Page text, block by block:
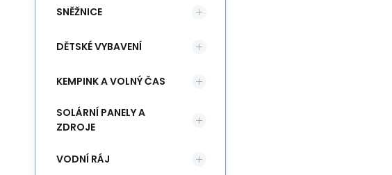
SNĚŽNICE
DĚTSKÉ VYBAVENÍ
KEMPINK A VOLNÝ ČAS
SOLÁRNÍ PANELY A
ZDROJE
VODNÍ RÁJ